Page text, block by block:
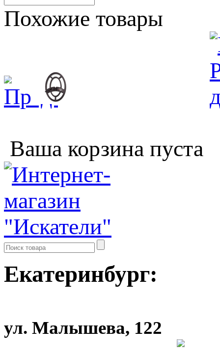
Похожие товары
Ваша корзина пуста
Екатеринбург:
ул. Малышева, 122